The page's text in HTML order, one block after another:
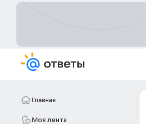
Главная
Моя лента